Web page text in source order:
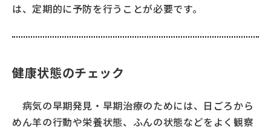
くらべてみる
おまけマガジンPasto
は、定期的に予防を行うことが必要です。
健康状態のチェック
病気の早期発見・早期治療のためには、日ごろから
めん羊の行動や栄養状態、ふんの状態などをよく観察